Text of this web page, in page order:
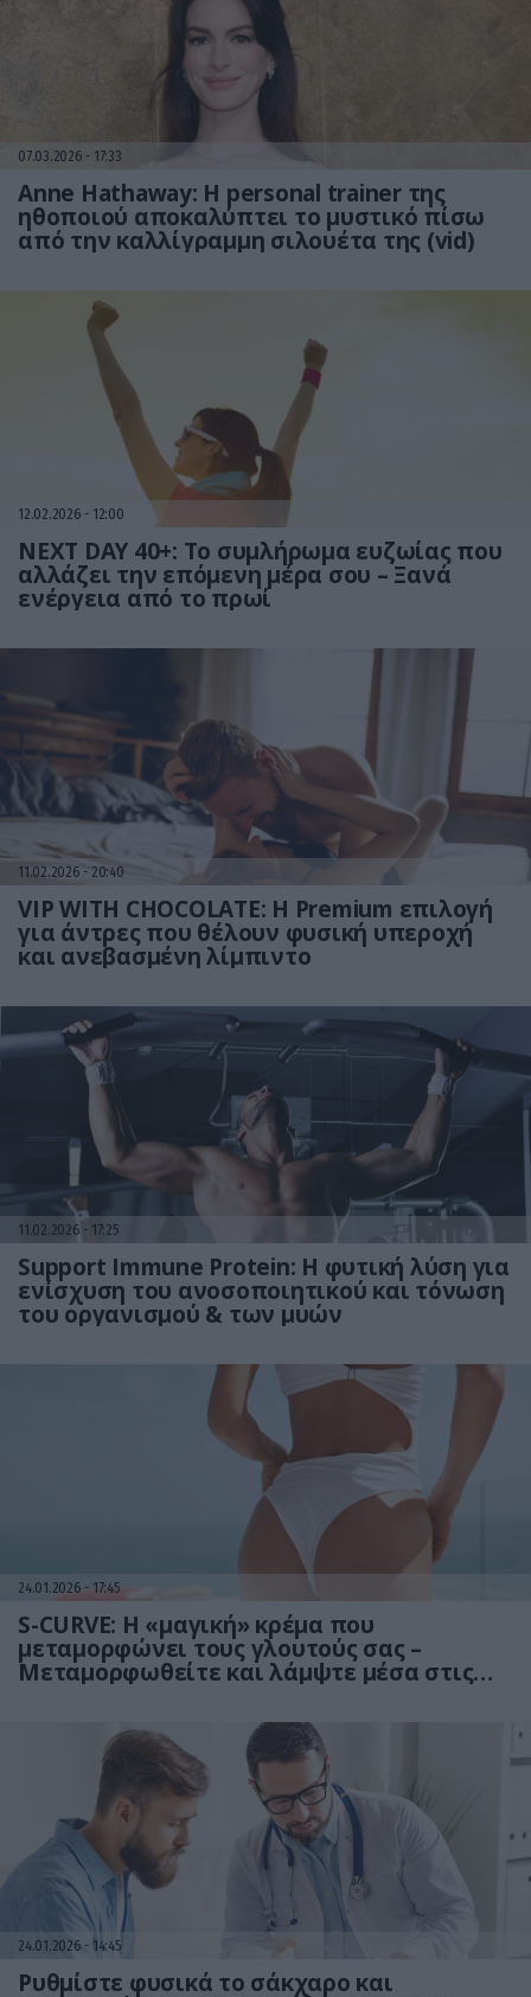
07.03.2026 17:33
Anne Hathaway: Η personal trainer της
ηθοποιού αποκαλύπτει το μυστικό πίσω
από την καλλίγραμμη σιλουέτα της (vid)
12.02.2026 12:00
NEXT DAY 40+: Το συμλήρωμα ευζωίας που
αλλάζει την επόμενη μέρα σου – Ξανά
ενέργεια από το πρωί
11.02.2026 20:40
VIP WITH CHOCOLATΕ: Η Premium επιλογή
για άντρες που θέλουν φυσική υπεροχή
και ανεβασμένη λίμπιντο
11.02.2026 17:25
Support Immune Protein: Η φυτική λύση για
ενίσχυση του ανοσοποιητικού και τόνωση
του οργανισμού & των μυών
24.01.2026 17:45
S-CURVE: Η «μαγική» κρέμα που
μεταμορφώνει τους γλουτούς σας –
Μεταμορφωθείτε και λάμψτε μέσα στις
24.01.2026 14:45
Ρυθμίστε φυσικά το σάκχαρο και